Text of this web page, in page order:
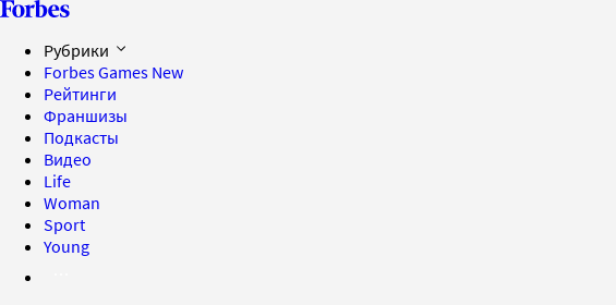
Рубрики
Forbes Games New
Рейтинги
Франшизы
Подкасты
Видео
Life
Woman
Sport
Young